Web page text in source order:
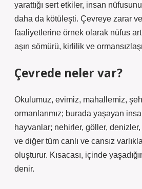
yarattığı sert etkiler, insan
daha da kötüleşti. Çevreye zarar
faaliyetlerine örnek olarak nüfus
aşırı sömürü, kirlilik ve
Çevrede neler var?
Okulumuz, evimiz, mahallemiz,
ormanlarımız; burada yaşayan
hayvanlar; nehirler, göller,
ve diğer tüm canlı ve cansız
oluşturur. Kısacası, içinde
denir.